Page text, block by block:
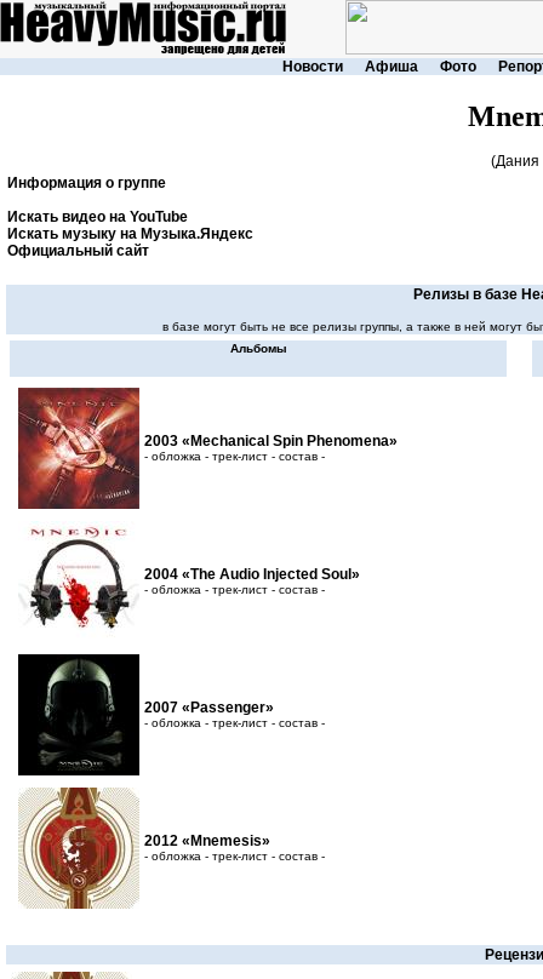
Новости Афиша Фото
(Дания
Информация о группе
Искать видео на YouTube
Искать музыку на Музыка.Яндекс
Официальный сайт
Релизы в базе
в базе могут быть не все релизы группы, а также в ней
Альбомы
2003 «Mechanical Spin Phenomena»
- обложка - трек-лист - состав -
2004 «The Audio Injected Soul»
- обложка - трек-лист - состав -
2007 «Passenger»
- обложка - трек-лист - состав -
2012 «Mnemesis»
- обложка - трек-лист - состав -